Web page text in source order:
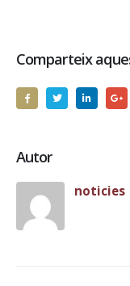
Comparteix
Autor
noticies